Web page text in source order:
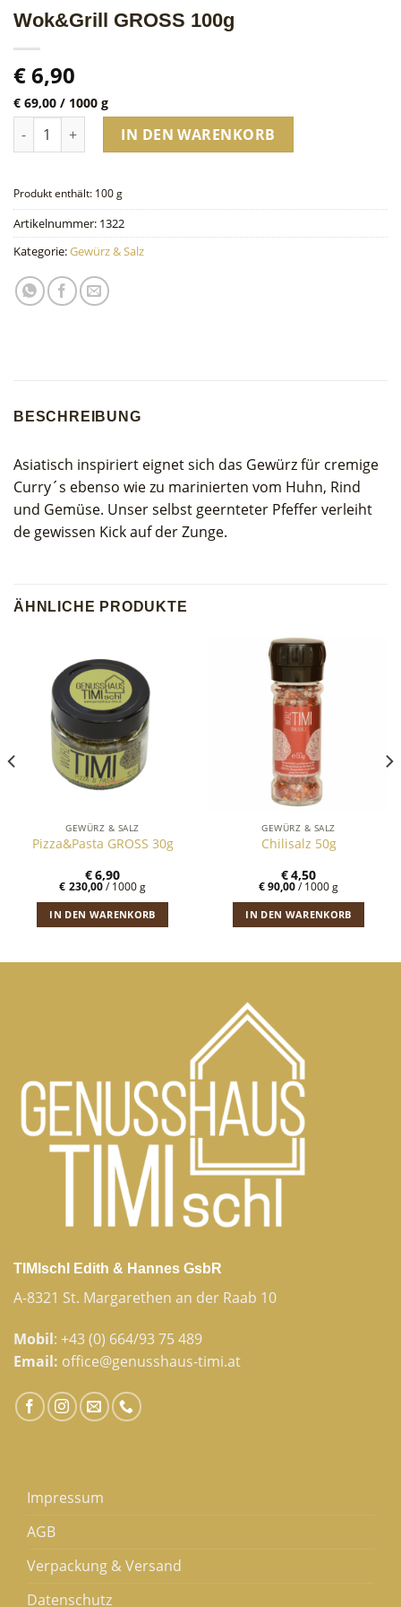
Wok&Grill GROSS 100g
€6,90
€ 69,00/ 1000 g
Wok&Grill GROSS 100g MengeIN DEN WARENKORB
Produkt enthält: 100 g
Artikelnummer: 1322
Kategorie:Gewürz & Salz
BESCHREIBUNG
Asiatisch inspiriert eignet sich das Gewürz für cremige
Curry´s ebenso wie zu marinierten vom Huhn, Rind
und Gemüse. Unser selbst geernteter Pfeffer verleiht
de gewissen Kick auf der Zunge.
ÄHNLICHE PRODUKTE
GEWÜRZ & SALZ
Pizza&Pasta GROSS 30g
€6,90
€ 230,00/1000 g
IN DEN WARENKORB
GEWÜRZ & SALZ
Chilisalz 50g
€4,50
€90,00/1000g
IN DEN WARENKORB
TIMIschl Edith & Hannes GsbR
A-8321 St. Margarethen an der Raab 10
Mobil: +43 (0) 664/93 75 489
Email: office@genusshaus-timi.at
Impressum
AGB
Verpackung & Versand
Datenschutz